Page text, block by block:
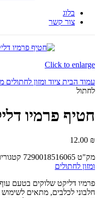
בלוג
צור קשר
Click to enlarge
עמוד הבית ציוד ומזון לחתולים
לחתול
חטיף פרמיו
12.00 ₪
מק"ט 7290018516065
ומזון לחתולים
חלבוני לכלבים, מתאים